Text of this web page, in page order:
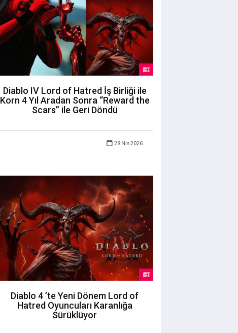
Diablo IV Lord of Hatred İş Birliği ile
Korn 4 Yıl Aradan Sonra “Reward the
Scars” ile Geri Döndü
28 Nis 2026
Diablo 4 ’te Yeni Dönem Lord of
Hatred Oyuncuları Karanlığa
Sürüklüyor